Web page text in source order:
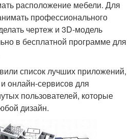
расположение мебели. Для
профессионального
чертеж и 3D-модель
в бесплатной программе для
список лучших приложений,
онлайн-сервисов для
пользователей, которые
дизайн.